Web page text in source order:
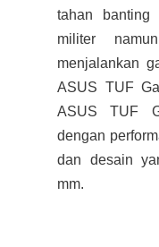
tahan banting
militer
menjalankan
ASUS TUF
ASUS TUF
dengan
dan desain
mm.